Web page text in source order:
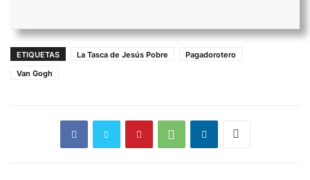
ETIQUETAS La Tasca de Jesús Pobre
Pagadorotero
Van Gogh